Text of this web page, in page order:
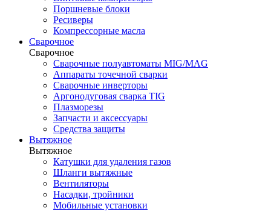
Поршневые блоки
Ресиверы
Компрессорные масла
Сварочное
Сварочное
Сварочные полуавтоматы MIG/MAG
Аппараты точечной сварки
Сварочные инверторы
Аргонодуговая сварка TIG
Плазморезы
Запчасти и аксессуары
Средства защиты
Вытяжное
Вытяжное
Катушки для удаления газов
Шланги вытяжные
Вентиляторы
Насадки, тройники
Мобильные установки